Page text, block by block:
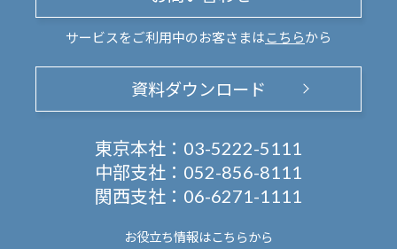
サービスをご利用中のお客さまは こちらから
資料ダウンロード
東京本社： 03-5222-5111
中部支社： 052-856-8111
関西支社： 06-6271-1111
お役立ち情報はこちらから